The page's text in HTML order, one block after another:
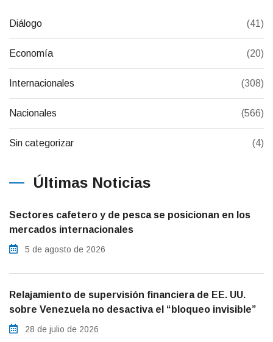
Diálogo (41)
Economía (20)
Internacionales (308)
Nacionales (566)
Sin categorizar (4)
Últimas Noticias
Sectores cafetero y de pesca se posicionan en los
mercados internacionales
5 de agosto de 2026
Relajamiento de supervisión financiera de EE. UU.
sobre Venezuela no desactiva el “bloqueo invisible”
28 de julio de 2026